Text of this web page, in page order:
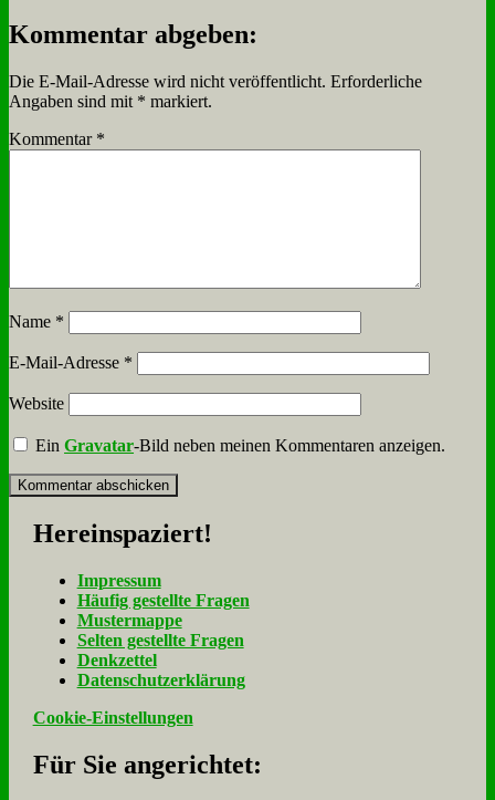
Kommentar abgeben:
Die E-Mail-Adresse wird nicht veröffentlicht. Erforderliche
Angaben sind mit * markiert.
Kommentar *
Name *
E-Mail-Adresse *
Website
EinGravatar-Bild neben meinen Kommentaren anzeigen.
Her­ein­spa­ziert!
Im­pres­sum
Häu­fig ge­stell­te Fra­gen
Mu­ster­map­pe
Sel­ten ge­stell­te Fra­gen
Denk­zet­tel
Da­ten­schutz­er­klä­rung
Cookie-Einstellungen
Für Sie an­ge­rich­tet: